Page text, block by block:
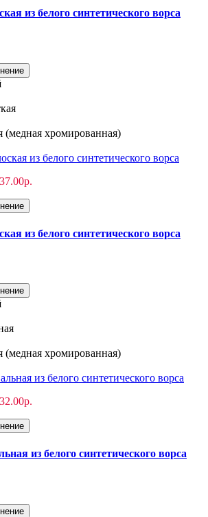
из белого синтетического ворса
(медная хромированная)
из белого синтетического ворса
(медная хромированная)
из белого синтетического ворса